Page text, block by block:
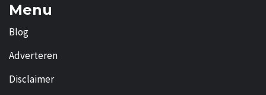
Menu
Blog
Adverteren
Disclaimer